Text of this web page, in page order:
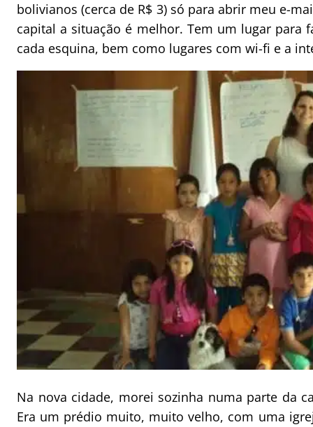
bolivianos (cerca de R$ 3) só para abrir meu e-
capital a situação é melhor. Tem um lugar para
cada esquina, bem como lugares com wi-fi e a
Na nova cidade, morei sozinha numa parte da
Era um prédio muito, muito velho, com uma